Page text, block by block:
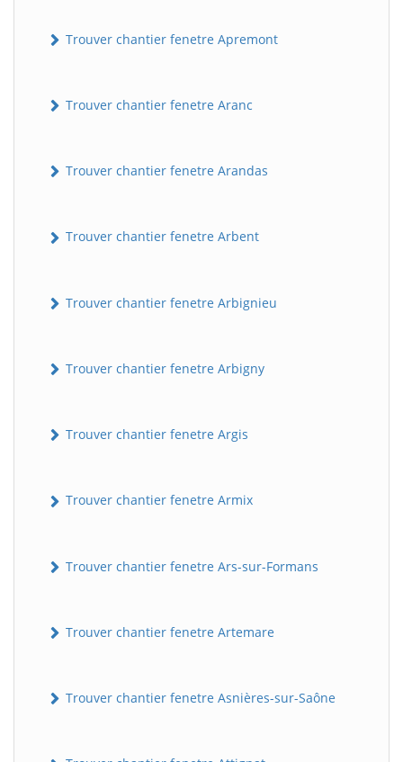
Trouver chantier fenetre Apremont
Trouver chantier fenetre Aranc
Trouver chantier fenetre Arandas
Trouver chantier fenetre Arbent
Trouver chantier fenetre Arbignieu
Trouver chantier fenetre Arbigny
Trouver chantier fenetre Argis
Trouver chantier fenetre Armix
Trouver chantier fenetre Ars-sur-Formans
Trouver chantier fenetre Artemare
Trouver chantier fenetre Asnières-sur-Saône